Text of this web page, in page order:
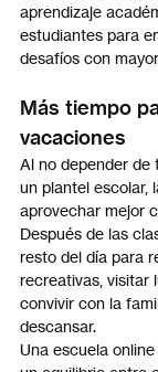
aprendizaje
estudiantes para
desafíos con
Más tiempo
vacaciones
Al no depender de
un plantel escolar,
aprovechar mejor
Después de las
resto del día para
recreativas, visitar
convivir con la
descansar.
Una escuela